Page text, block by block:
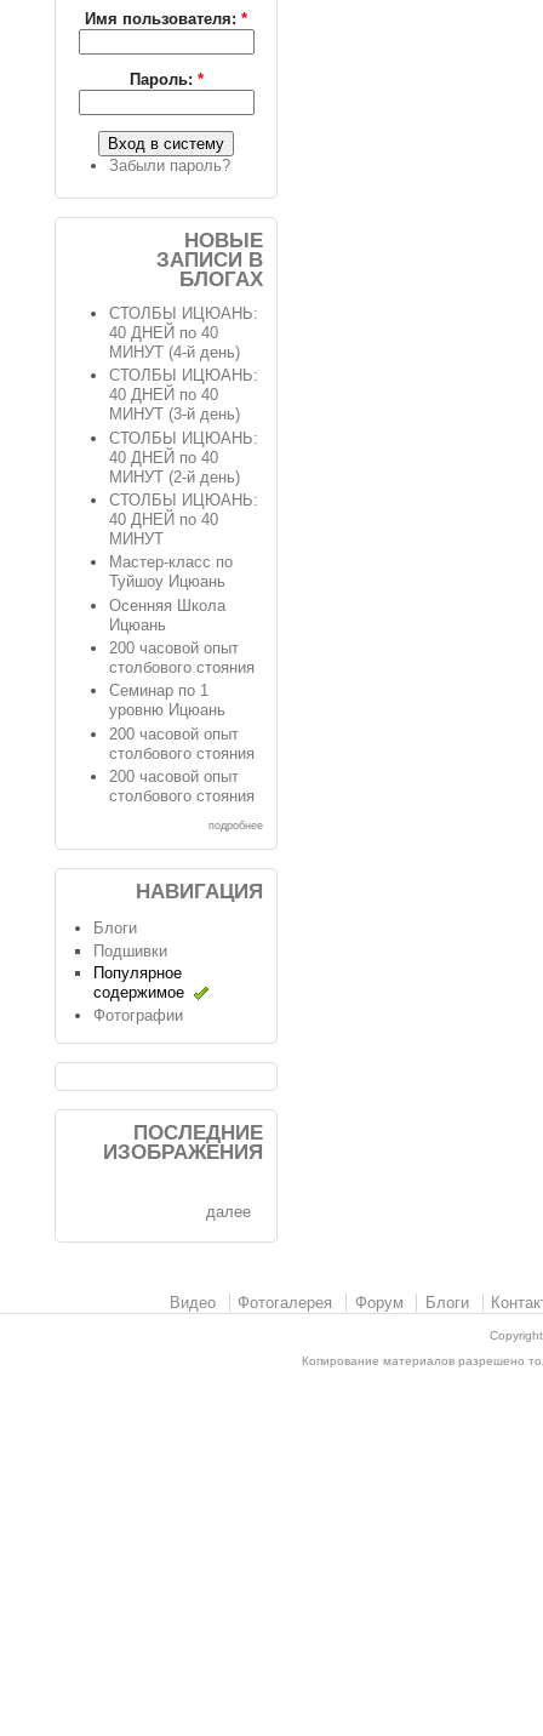
Имя пользователя: *
Пароль: *
Забыли пароль?
НОВЫЕ
ЗАПИСИ В
БЛОГАХ
СТОЛБЫ ИЦЮАНЬ:
40 ДНЕЙ по 40
МИНУТ (4-й день)
СТОЛБЫ ИЦЮАНЬ:
40 ДНЕЙ по 40
МИНУТ (3-й день)
СТОЛБЫ ИЦЮАНЬ:
40 ДНЕЙ по 40
МИНУТ (2-й день)
СТОЛБЫ ИЦЮАНЬ:
40 ДНЕЙ по 40
МИНУТ
Мастер-класс по
Туйшоу Ицюань
Осенняя Школа
Ицюань
200 часовой опыт
столбового стояния
Семинар по 1
уровню Ицюань
200 часовой опыт
столбового стояния
200 часовой опыт
столбового стояния
подробнее
НАВИГАЦИЯ
Блоги
Подшивки
Популярное
содержимое
Фотографии
ПОСЛЕДНИЕ
ИЗОБРАЖЕНИЯ
далее
Видео Фотогалерея Форум Блоги
Копирование материалов разрешено